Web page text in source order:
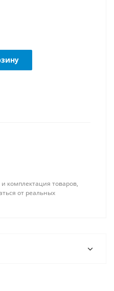
комплектация товаров,
от реальных